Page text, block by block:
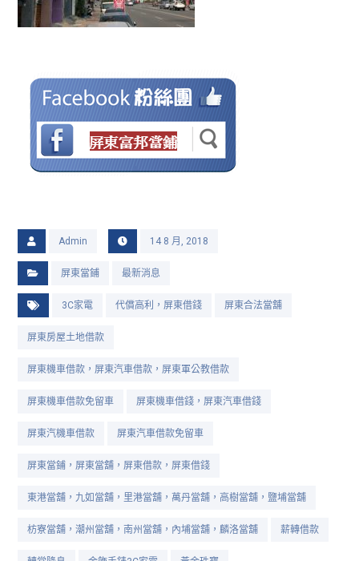
Admin 14 8 月, 2018
屏東當鋪 最新消息
3C家電 代償高利，屏東借錢 屏東合法當舖
屏東房屋土地借款
屏東機車借款，屏東汽車借款，屏東軍公教借款
屏東機車借款免留車 屏東機車借錢，屏東汽車借錢
屏東汽機車借款 屏東汽車借款免留車
屏東當鋪，屏東當舖，屏東借款，屏東借錢
東港當舖，九如當舖，里港當舖，萬丹當舖，高樹當舖，鹽埔當舖
枋寮當舖，潮州當舖，南州當舖，內埔當舖，麟洛當舖 薪轉借款